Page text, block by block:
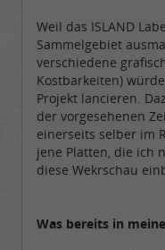
Weil das ISLAND
Sammelgebiet
verschiedene
Kostbarkeiten)
Projekt lancieren.
der vorgesehenen
einerseits selber im
jene Platten, die ich
diese Wekrschau
Was bereits in